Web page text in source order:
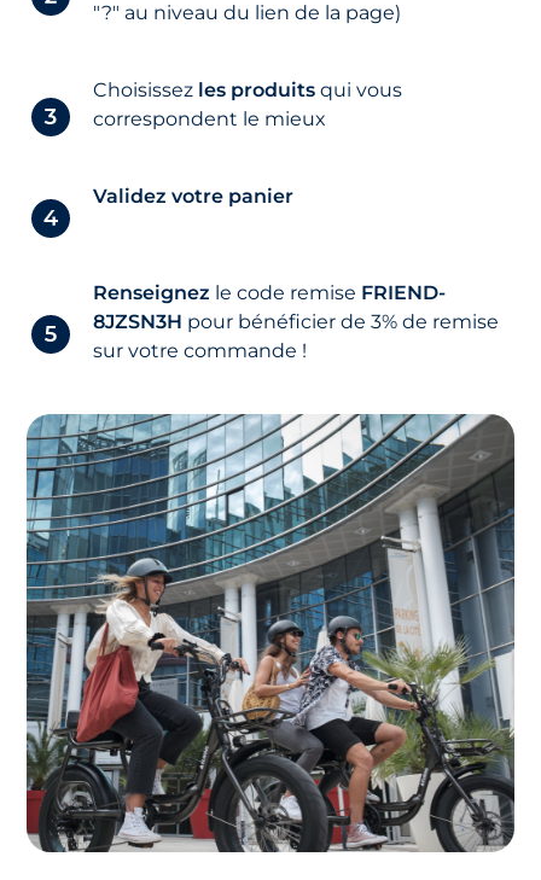
"?" au niveau du lien de la page)
Choisissez les produits qui vous
correspondent le mieux
Validez votre panier
Renseignez le code remise FRIEND-
8JZSN3H pour bénéficier de 3% de remise
sur votre commande !